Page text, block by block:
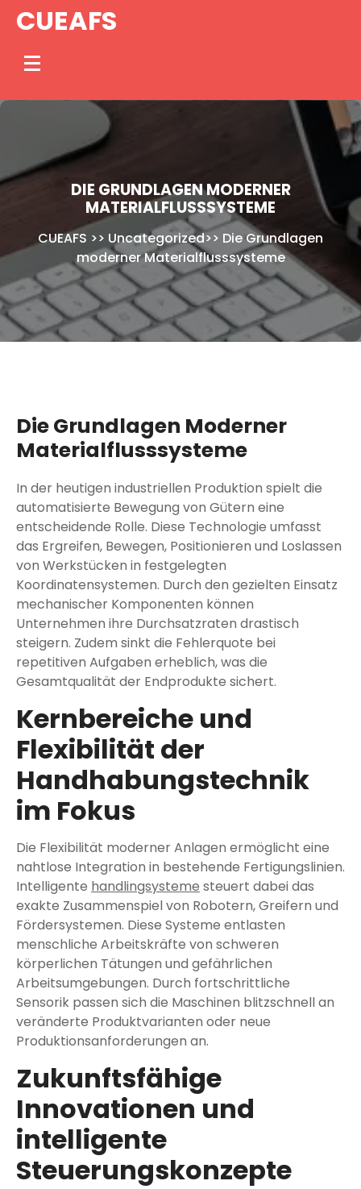
SkipCUEAFS
DIE GRUNDLAGEN MODERNER
MATERIALFLUSSSYSTEME
CUEAFS >> Uncategorized>> Die Grundlagen
moderner Materialflusssysteme
Die Grundlagen Moderner
Materialflusssysteme
In der heutigen industriellen Produktion spielt die
automatisierte Bewegung von Gütern eine
entscheidende Rolle. Diese Technologie umfasst
das Ergreifen, Bewegen, Positionieren und Loslassen
von Werkstücken in festgelegten
Koordinatensystemen. Durch den gezielten Einsatz
mechanischer Komponenten können
Unternehmen ihre Durchsatzraten drastisch
steigern. Zudem sinkt die Fehlerquote bei
repetitiven Aufgaben erheblich, was die
Gesamtqualität der Endprodukte sichert.
Kernbereiche und
Flexibilität der
Handhabungstechnik
im Fokus
Die Flexibilität moderner Anlagen ermöglicht eine
nahtlose Integration in bestehende Fertigungslinien.
Intelligente handlingsysteme steuert dabei das
exakte Zusammenspiel von Robotern, Greifern und
Fördersystemen. Diese Systeme entlasten
menschliche Arbeitskräfte von schweren
körperlichen Tätungen und gefährlichen
Arbeitsumgebungen. Durch fortschrittliche
Sensorik passen sich die Maschinen blitzschnell an
veränderte Produktvarianten oder neue
Produktionsanforderungen an.
Zukunftsfähige
Innovationen und
intelligente
Steuerungskonzepte